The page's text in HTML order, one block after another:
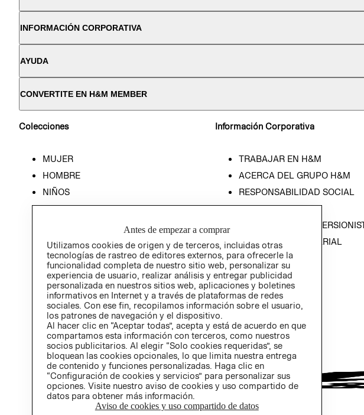
INFORMACIÓN CORPORATIVA
AYUDA
CONVERTITE EN H&M MEMBER
Colecciones
MUJER
HOMBRE
NIÑOS
HOME
Información Corporativa
TRABAJAR EN H&M
ACERCA DEL GRUPO H&M
RESPONSABILIDAD SOCIAL
PRENSA
RELACIÓN CON
POLÍTICA EMPRESARIAL
Antes de empezar a comprar
Utilizamos cookies de origen y de terceros, incluidas otras
tecnologías de rastreo de editores externos, para ofrecerle la
funcionalidad completa de nuestro sitio web, personalizar su
experiencia de usuario, realizar análisis y entregar publicidad
personalizada en nuestros sitios web, aplicaciones y boletines
informativos en Internet y a través de plataformas de redes
sociales. Con ese fin, recopilamos información sobre el usuario,
los patrones de navegación y el dispositivo.
Al hacer clic en “Aceptar todas”, acepta y está de acuerdo en que
compartamos esta información con terceros, como nuestros
socios publicitarios. Al elegir “Solo cookies requeridas”, se
bloquean las cookies opcionales, lo que limita nuestra entrega
de contenido y funciones personalizadas. Haga clic en
“Configuración de cookies y servicios” para personalizar sus
opciones. Visite nuestro aviso de cookies y uso compartido de
datos para obtener más información.
Aviso de cookies y uso compartido de datos